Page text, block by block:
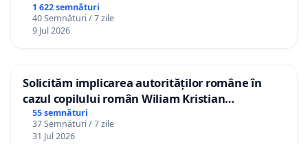
1 622 semnături
40 Semnături / 7 zile
9 Jul 2026
Solicităm implicarea autorităților române în
cazul copilului român Wiliam Kristian
Gheorghe, aflat în plasament în Danemarca de
12 ani
55 semnături
37 Semnături / 7 zile
31 Jul 2026